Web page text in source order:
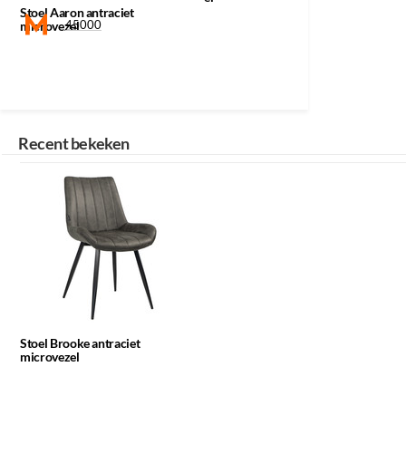
45000
Stoel Aaron antraciet
microvezel
Recent bekeken
Stoel Brooke antraciet
microvezel